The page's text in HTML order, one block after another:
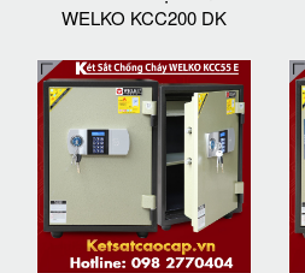
WELKO KCC200 DK